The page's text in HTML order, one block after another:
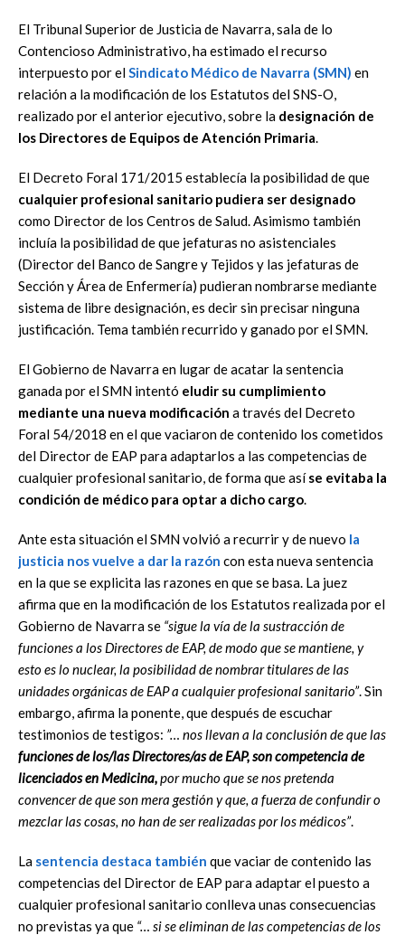
El Tribunal Superior de Justicia de Navarra, sala de lo
Contencioso Administrativo, ha estimado el recurso
interpuesto por elSindicato Médico de Navarra (SMN) en
relación a la modificación de los Estatutos del SNS-O,
realizado por el anterior ejecutivo, sobre la designación de
los Directores de Equipos de Atención Primaria.
El Decreto Foral 171/2015 establecía la posibilidad de que
cualquier profesional sanitario pudiera ser designado
como Director de los Centros de Salud. Asimismo también
incluía la posibilidad de que jefaturas no asistenciales
(Director del Banco de Sangre y Tejidos y las jefaturas de
Sección y Área de Enfermería) pudieran nombrarse mediante
sistema de libre designación, es decir sin precisar ninguna
justificación. Tema también recurrido y ganado por el SMN.
El Gobierno de Navarra en lugar de acatar la sentencia
ganada por el SMN intentó eludir su cumplimiento
mediante una nueva modificación a través del Decreto
Foral 54/2018 en el que vaciaron de contenido los cometidos
del Director de EAP para adaptarlos a las competencias de
cualquier profesional sanitario, de forma que asíse evitaba la
condición de médico para optar a dicho cargo.
Ante esta situación el SMN volvió a recurrir y de nuevo la
justicia nos vuelve a dar la razón con esta nueva sentencia
en la que se explicita las razones en que se basa. La juez
afirma que en la modificación de los Estatutos realizada por el
Gobierno de Navarra se “sigue la vía de la sustracción de
funciones a los Directores de EAP, de modo que se mantiene, y
esto es lo nuclear, la posibilidad de nombrar titulares de las
unidades orgánicas de EAP a cualquier profesional sanitario”. Sin
embargo, afirma la ponente, que después de escuchar
testimonios de testigos: ”… nos llevan a la conclusión de que las
funciones de los/las Directores/as de EAP, son competencia de
licenciados en Medicina,por mucho que se nos pretenda
convencer de que son mera gestión y que, a fuerza de confundir o
mezclar las cosas, no han de ser realizadas por los médicos”.
La sentencia destaca también que vaciar de contenido las
competencias del Director de EAP para adaptar el puesto a
cualquier profesional sanitario conlleva unas consecuencias
no previstas ya que “… si se eliminan de las competencias de los